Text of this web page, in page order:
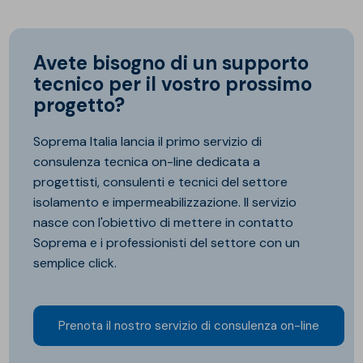
Avete bisogno di un supporto
tecnico per il vostro prossimo
progetto?
Soprema Italia lancia il primo servizio di
consulenza tecnica on-line dedicata a
progettisti, consulenti e tecnici del settore
isolamento e impermeabilizzazione. Il servizio
nasce con l'obiettivo di mettere in contatto
Soprema e i professionisti del settore con un
semplice click.
Prenota il nostro servizio di consulenza on-line